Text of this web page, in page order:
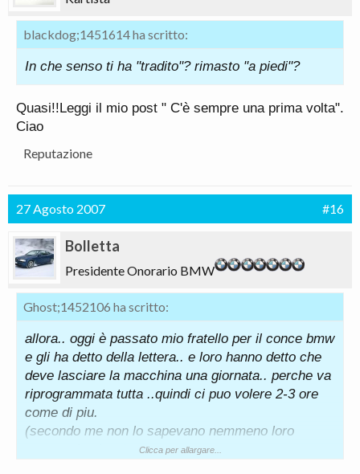
blackdog;1451614 ha scritto:
In che senso ti ha "tradito"? rimasto "a piedi"?
Quasi!!Leggi il mio post " C'è sempre una prima volta".
Ciao
Reputazione
27 Agosto 2007 #16
Bolletta
Presidente Onorario BMW
Ghost;1452106 ha scritto:
allora.. oggi è passato mio fratello per il conce bmw
e gli ha detto della lettera.. e loro hanno detto che
deve lasciare la macchina una giornata.. perche va
riprogrammata tutta ..quindi ci puo volere 2-3 ore
come di piu.
(secondo me non lo sapevano nemmeno loro
Clicca per allargare...